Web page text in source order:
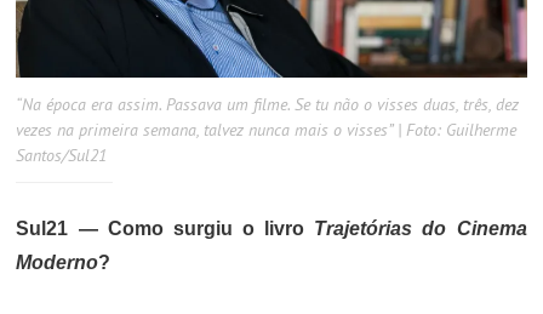
“Na época era assim. Passava um filme. Se tu não o visses duas, três, dez
vezes na primeira semana, talvez nunca mais o visses” | Foto: Guilherme
Santos/Sul21
Sul21 — Como surgiu o livro Trajetórias do Cinema
Moderno?